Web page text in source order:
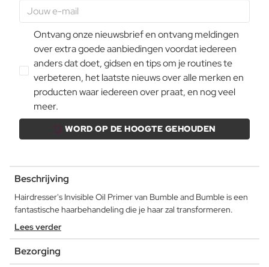
Ontvang onze nieuwsbrief en ontvang meldingen
over extra goede aanbiedingen voordat iedereen
anders dat doet, gidsen en tips om je routines te
verbeteren, het laatste nieuws over alle merken en
producten waar iedereen over praat, en nog veel
meer.
WORD OP DE HOOGTE GEHOUDEN
Beschrijving
Hairdresser's Invisible Oil Primer van Bumble and Bumble is een
fantastische haarbehandeling die je haar zal transformeren.
Lees verder
Bezorging